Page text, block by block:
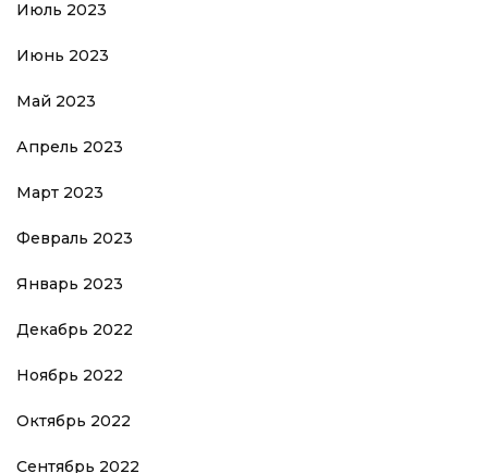
Июль 2023
Июнь 2023
Май 2023
Апрель 2023
Март 2023
Февраль 2023
Январь 2023
Декабрь 2022
Ноябрь 2022
Октябрь 2022
Сентябрь 2022